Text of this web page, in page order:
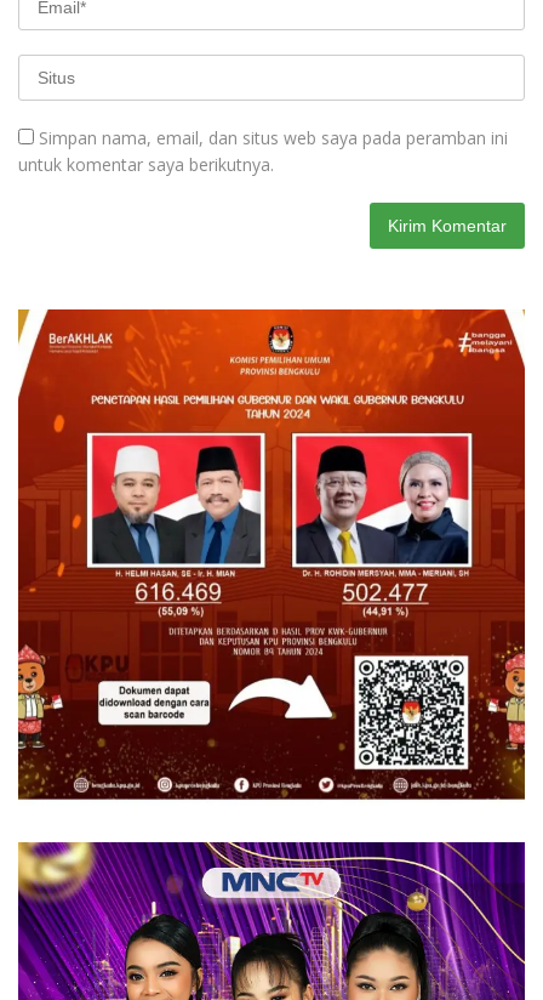
Simpan nama, email, dan situs web saya pada peramban ini
untuk komentar saya berikutnya.